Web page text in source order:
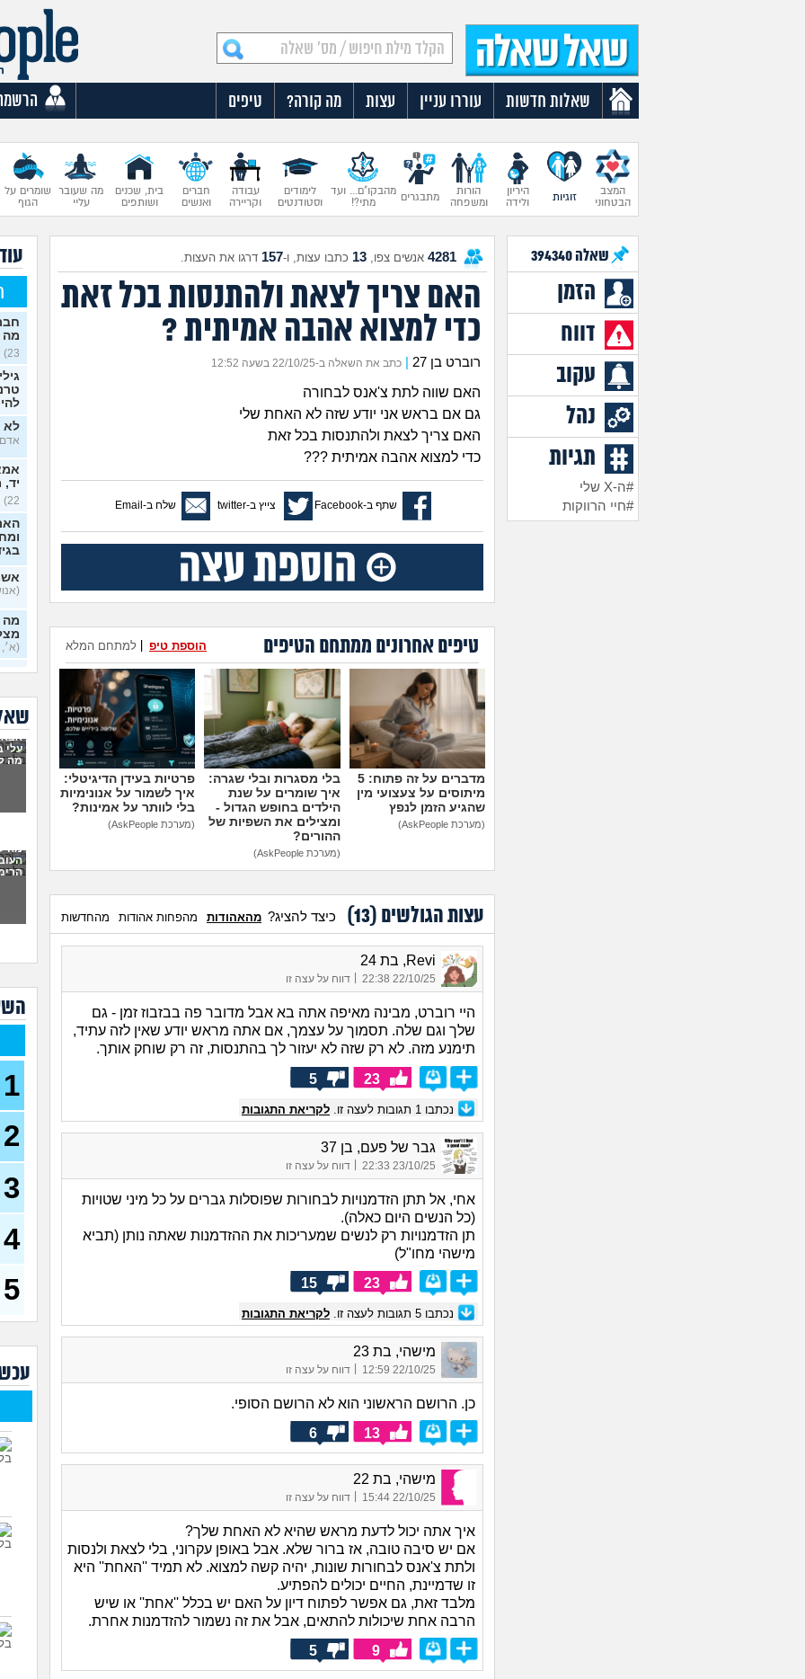
שאלות חדשות עוררו עניין עצות מה קורה? טיפים
המצב
הבטחוני
זוגיות
היריון
ולידה
הורות
ומשפחה
מתבגרים
מהבקו"ם... ועד
מתי?!
לימודים
וסטודנטים
עבודה
וקריירה
חברים
ואנשים
בית, שכנים
ושותפים
מה שעובר
עליי
שומרים על
הגוף
שאלה394340
הזמן
דווח
עקוב
נהל
תגיות
#ה-X שלי
#חיי הרווקות
4281 אנשים צפו, 13 כתבו עצות, ו-157 דרגו את העצות.
האם צריך לצאת ולהתנסות בכל זאת
כדי למצוא אהבה אמיתית ?
רוברט בן 27 כתב את השאלה ב-22/10/25 בשעה 12:52
האם שווה לתת צ'אנס לבחורה
גם אם בראש אני יודע שזה לא האחת שלי
האם צריך לצאת ולהתנסות בכל זאת
כדי למצוא אהבה אמיתית ???
שתף ב-Facebook צייץ ב-twitter שלח ב-Email
טיפים אחרונים ממתחם הטיפים למתחם המלא הוספת טיפ
מדברים על זה פתוח: 5
מיתוסים על צעצועי מין
שהגיע הזמן לנפץ
(מערכת AskPeople)
בלי מסגרות ובלי שגרה:
איך שומרים על שנת
הילדים בחופש הגדול -
ומצילים את השפיות של
ההורים?
(מערכת AskPeople)
פרטיות בעידן הדיגיטלי:
איך לשמור על אנונימיות
בלי לוותר על אמינות?
(מערכת AskPeople)
עצות הגולשים (13
) כיצד להציג? מהאהודות מהפחות אהודות מהחדשות
Revi, בת 24
22/10/25 22:38 דווח על עצה זו
היי רוברט, מבינה מאיפה אתה בא אבל מדובר פה בבזבוז זמן - גם
שלך וגם שלה. תסמוך על עצמך, אם אתה מראש יודע שאין לזה עתיד,
תימנע מזה. לא רק שזה לא יעזור לך בהתנסות, זה רק שוחק אותך.
23
5
נכתבו 1 תגובות לעצה זו. לקריאת התגובות
גבר של פעם, בן 37
23/10/25 22:33
| דווח על עצה זו
אחי, אל תתן הזדמנויות לבחורות שפוסלות גברים על כל מיני שטויות
(כל הנשים היום כאלה).
תן הזדמנויות רק לנשים שמעריכות את ההזדמנות שאתה נותן (תביא
מישהי מחו"ל)
23
15
נכתבו 5 תגובות לעצה זו. לקריאת התגובות
מישהי, בת 23
22/10/25 12:59 דווח על עצה זו
כן. הרושם הראשוני הוא לא הרושם הסופי.
13
6
מישהי, בת 22
22/10/25 15:44 דווח על עצה זו
איך אתה יכול לדעת מראש שהיא לא האחת שלך?
אם יש סיבה טובה, אז ברור שלא. אבל באופן עקרוני, בלי לצאת ולנסות
ולתת צ'אנס לבחורות שונות, יהיה קשה למצוא. לא תמיד ''האחת'' היא
זו שדמיינת, החיים יכולים להפתיע.
מלבד זאת, גם אפשר לפתוח דיון על האם יש בכלל ''אחת'' או שיש
הרבה אחת שיכולות להתאים, אבל את זה נשמור להזדמנות אחרת.
9
5
מה
23)
לא
אדם,
22)
מה
(א׳,
בן 33)
40)
29)
עלי
מה
מה
1
2
3
4
5